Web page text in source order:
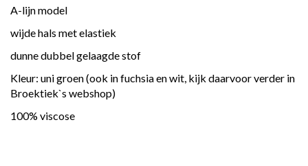
A-lijn model
wijde hals met elastiek
dunne dubbel gelaagde stof
Kleur: uni groen (ook in fuchsia en wit, kijk daarvoor verder in
Broektiek`s webshop)
100% viscose